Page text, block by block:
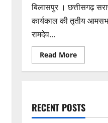
बिलासपुर । छत्तीसगढ़
कार्यकाल की तृतीय
रामदेव...
Read MoreRead
more
2026’
का
ऐतिहासिक
RECENT POSTS